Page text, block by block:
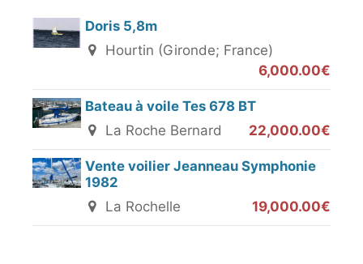
Doris 5,8m
Hourtin (Gironde; France)
6,000.00€
Bateau à voile Tes 678 BT
La Roche Bernard
22,000.00€
Vente voilier Jeanneau Symphonie
1982
La Rochelle
19,000.00€